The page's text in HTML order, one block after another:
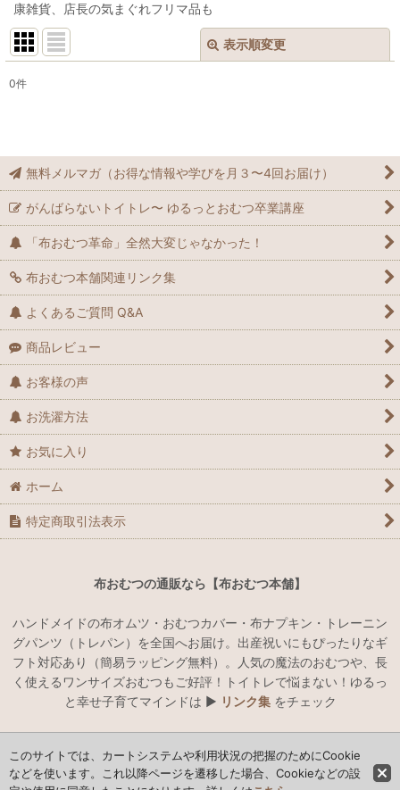
康雑貨、店長の気まぐれフリマ品も
表示順変更
並び順 :
絞り込む
0件
無料メルマガ（お得な情報や学びを月３〜4回お届け）
がんばらないトイトレ〜 ゆるっとおむつ卒業講座
「布おむつ革命」全然大変じゃなかった！
布おむつ本舗関連リンク集
よくあるご質問 Q&A
商品レビュー
お客様の声
お洗濯方法
お気に入り
ホーム
特定商取引法表示
布おむつの通販なら【布おむつ本舗】
ハンドメイドの布オムツ・おむつカバー・布ナプキン・トレーニン
グパンツ（トレパン）を全国へお届け。出産祝いにもぴったりなギ
フト対応あり（簡易ラッピング無料）。人気の魔法のおむつや、長
く使えるワンサイズおむつもご好評！トイトレで悩まない！ゆるっ
と幸せ子育てマインドは ▶︎ リンク集をチェック
ハンドメイドでオリジナルの布おむつ・おむつカバー・布ナプキン
の通販
このサイトでは、カートシステムや利用状況の把握のためにCookie
などを使います。これ以降ページを遷移した場合、Cookieなどの設